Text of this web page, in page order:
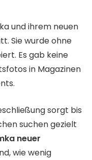
und ihrem neuen
Sie wurde ohne
Es gab keine
in Magazinen
sorgt bis
suchen gezielt
neuer
wie wenig